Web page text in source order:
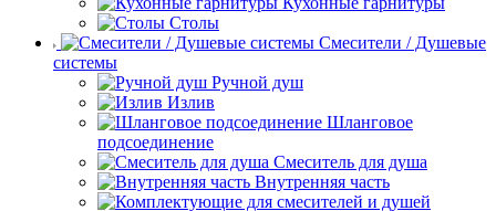
Столы
Смесители / Душевые
системы
Ручной душ
Излив
Шланговое
подсоединение
Смеситель для душа
Внутренняя часть